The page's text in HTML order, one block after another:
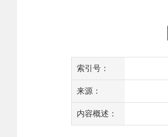
索引号：
来源：
内容概述：